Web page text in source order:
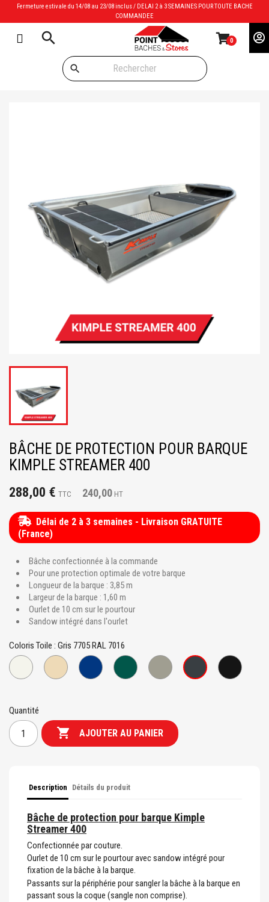
Fermeture estivale du 14/08 au 23/08 inclus / DELAI 2 à 3 SEMAINES POUR TOUTE BACHE
COMMANDEE
search 0
search
BÂCHE DE PROTECTION POUR BARQUE
KIMPLE STREAMER 400
288,00 € TTC 240,00 HT
Délai de 2 à 3 semaines - Livraison GRATUITE
(France)
Bâche confectionnée à la commande
Pour une protection optimale de votre barque
Longueur de la barque : 3,85 m
Largeur de la barque : 1,60 m
Ourlet de 10 cm sur le pourtour
Sandow intégré dans l'ourlet
Coloris Toile : Gris 7705 RAL 7016
Blanc
867
Beige
7458
Bleu
941
Vert
995
Gris
939
Gris
7705
Noir
810
Quantité
 AJOUTER AU PANIER
Description Détails du produit
Bâche de protection pour barque Kimple
Streamer 400
Confectionnée par couture.
Ourlet de 10 cm sur le pourtour avec sandow intégré pour
fixation de la bâche à la barque.
Passants sur la périphérie pour sangler la bâche à la barque en
passant sous la coque (sangle non comprise).